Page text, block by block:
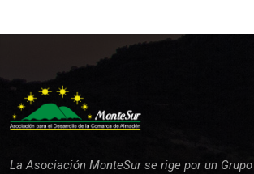
La Asociación MonteSur se rige por un